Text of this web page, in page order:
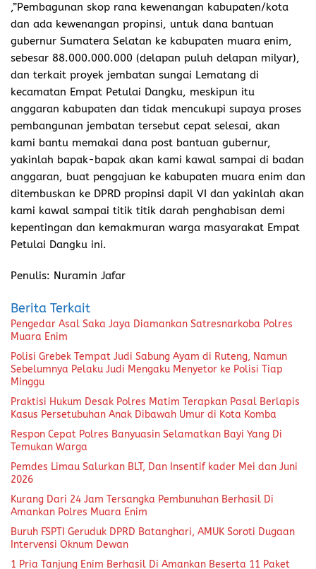
,”Pembagunan skop rana kewenangan kabupaten/kota
dan ada kewenangan propinsi, untuk dana bantuan
gubernur Sumatera Selatan ke kabupaten muara enim,
sebesar 88.000.000.000 (delapan puluh delapan milyar),
dan terkait proyek jembatan sungai Lematang di
kecamatan Empat Petulai Dangku, meskipun itu
anggaran kabupaten dan tidak mencukupi supaya proses
pembangunan jembatan tersebut cepat selesai, akan
kami bantu memakai dana post bantuan gubernur,
yakinlah bapak-bapak akan kami kawal sampai di badan
anggaran, buat pengajuan ke kabupaten muara enim dan
ditembuskan ke DPRD propinsi dapil VI dan yakinlah akan
kami kawal sampai titik titik darah penghabisan demi
kepentingan dan kemakmuran warga masyarakat Empat
Petulai Dangku ini.
Penulis: Nuramin Jafar
Berita Terkait
Pengedar Asal Saka Jaya Diamankan Satresnarkoba Polres
Muara Enim
Polisi Grebek Tempat Judi Sabung Ayam di Ruteng, Namun
Sebelumnya Pelaku Judi Mengaku Menyetor ke Polisi Tiap
Minggu
Praktisi Hukum Desak Polres Matim Terapkan Pasal Berlapis
Kasus Persetubuhan Anak Dibawah Umur di Kota Komba
Respon Cepat Polres Banyuasin Selamatkan Bayi Yang Di
Temukan Warga
Pemdes Limau Salurkan BLT, Dan Insentif kader Mei dan Juni
2026
Kurang Dari 24 Jam Tersangka Pembunuhan Berhasil Di
Amankan Polres Muara Enim
Buruh FSPTI Geruduk DPRD Batanghari, AMUK Soroti Dugaan
Intervensi Oknum Dewan
1 Pria Tanjung Enim Berhasil Di Amankan Beserta 11 Paket